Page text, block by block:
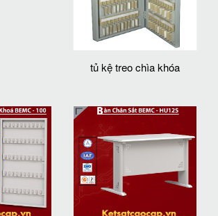
tủ kệ treo chìa khóa